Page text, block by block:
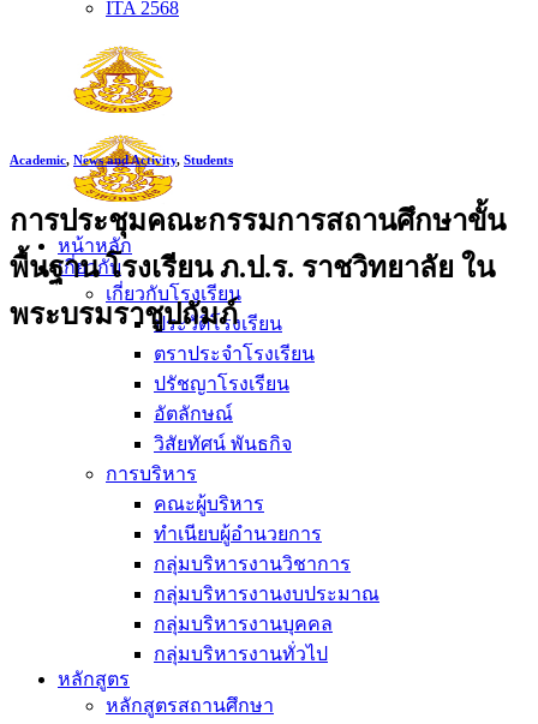
ITA 2568
หน้าหลัก
เกี่ยวกับ
เกี่ยวกับโรงเรียน
ประวัติโรงเรียน
ตราประจำโรงเรียน
ปรัชญาโรงเรียน
อัตลักษณ์
วิสัยทัศน์ พันธกิจ
การบริหาร
คณะผู้บริหาร
ทำเนียบผู้อำนวยการ
กลุ่มบริหารงานวิชาการ
กลุ่มบริหารงานงบประมาณ
กลุ่มบริหารงานบุคคล
กลุ่มบริหารงานทั่วไป
หลักสูตร
หลักสูตรสถานศึกษา
Academic, News and Activity, Students
การประชุมคณะกรรมการสถานศึกษาขั้น
พื้นฐาน โรงเรียน ภ.ป.ร. ราชวิทยาลัย ใน
พระบรมราชูปถัมภ์